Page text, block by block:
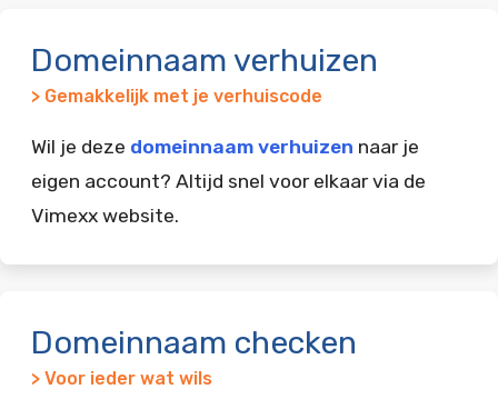
Domeinnaam verhuizen
> Gemakkelijk met je verhuiscode
Wil je deze domeinnaam verhuizen naar je
eigen account? Altijd snel voor elkaar via de
Vimexx website.
Domeinnaam checken
> Voor ieder wat wils